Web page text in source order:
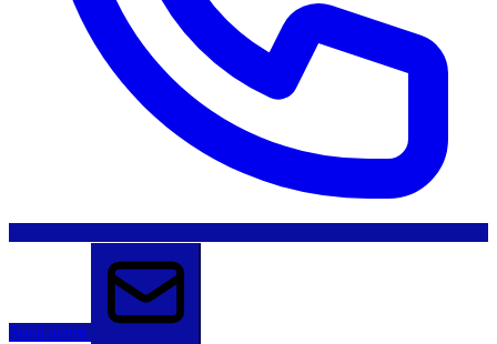
Sună acum